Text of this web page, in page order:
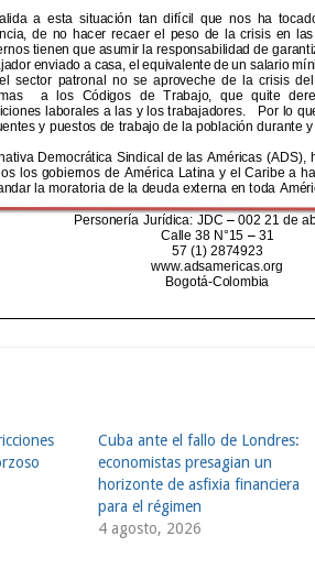
Cuba ante el fallo de Londres:
economistas presagian un
horizonte de asfixia financiera
para el régimen
4 agosto, 2026